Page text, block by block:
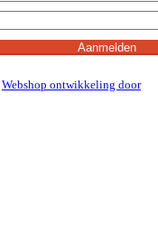
Webshop ontwikkeling door